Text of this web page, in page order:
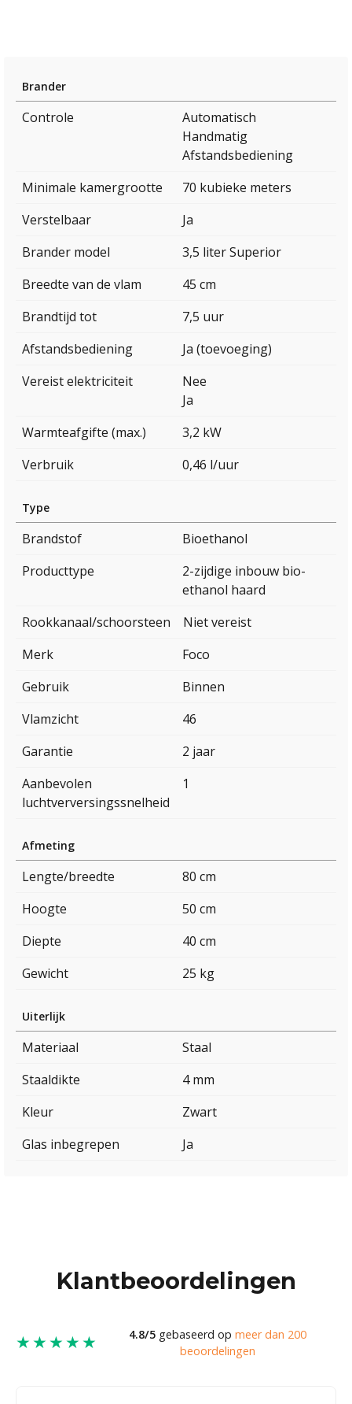
Brander
Controle
Automatisch
Handmatig
Afstandsbediening
Minimale kamergrootte
70 kubieke meters
Verstelbaar
Ja
Brander model
3,5 liter Superior
Breedte van de vlam
45 cm
Brandtijd tot
7,5 uur
Afstandsbediening
Ja (toevoeging)
Vereist elektriciteit
Nee
Ja
Warmteafgifte (max.)
3,2 kW
Verbruik
0,46 l/uur
Type
Brandstof
Bioethanol
Producttype
2-zijdige inbouw bio-
ethanol haard
Rookkanaal/schoorsteen
Niet vereist
Merk
Foco
Gebruik
Binnen
Vlamzicht
46
Garantie
2 jaar
Aanbevolen
luchtverversingssnelheid
1
Afmeting
Lengte/breedte
80 cm
Hoogte
50 cm
Diepte
40 cm
Gewicht
25 kg
Uiterlijk
Materiaal
Staal
Staaldikte
4 mm
Kleur
Zwart
Glas inbegrepen
Ja
Klantbeoordelingen
★★★★★ 4.8/5gebaseerd op meer dan 200
beoordelingen